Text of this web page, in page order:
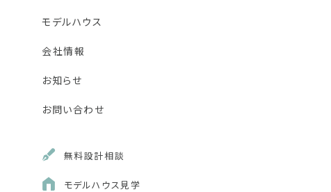
モデルハウス
会社情報
お知らせ
お問い合わせ
無料設計相談
モデルハウス見学